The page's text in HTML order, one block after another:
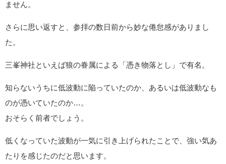
ません。
さらに思い返すと、参拝の数日前から妙な倦怠感がありまし
た。
三峯神社といえば狼の眷属による「憑き物落とし」で有名。
知らないうちに低波動に陥っていたのか、あるいは低波動なも
のが憑いていたのか…。
おそらく前者でしょう。
低くなっていた波動が一気に引き上げられたことで、強い気あ
たりを感じたのだと思います。